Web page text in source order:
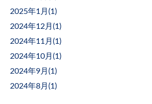
2025年1月(1 )
2024年12月(1 )
2024年11月(1 )
2024年10月(1 )
2024年9月(1 )
2024年8月(1 )